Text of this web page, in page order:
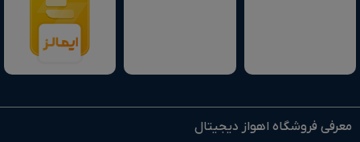
معرفی فروشگاه اهواز دیجیتال